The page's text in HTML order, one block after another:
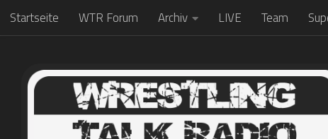
Zum Inhalt springen
Startseite WTR Forum Archiv LIVE Team